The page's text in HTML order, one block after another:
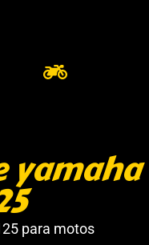
yamaha
para motos